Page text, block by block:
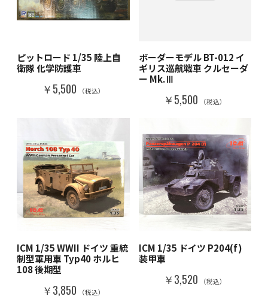
ピットロード 1/35 陸上自
衛隊 化学防護車
￥5,500 （税込）
ボーダーモデル BT-012 イ
ギリス巡航戦車 クルセーダ
ー Mk.Ⅲ
￥5,500 （税込）
ICM 1/35 WWII ドイツ 重統
制型軍用車 Typ40 ホルヒ
108 後期型
￥3,850 （税込）
ICM 1/35 ドイツ P204(f)
装甲車
￥3,520 （税込）